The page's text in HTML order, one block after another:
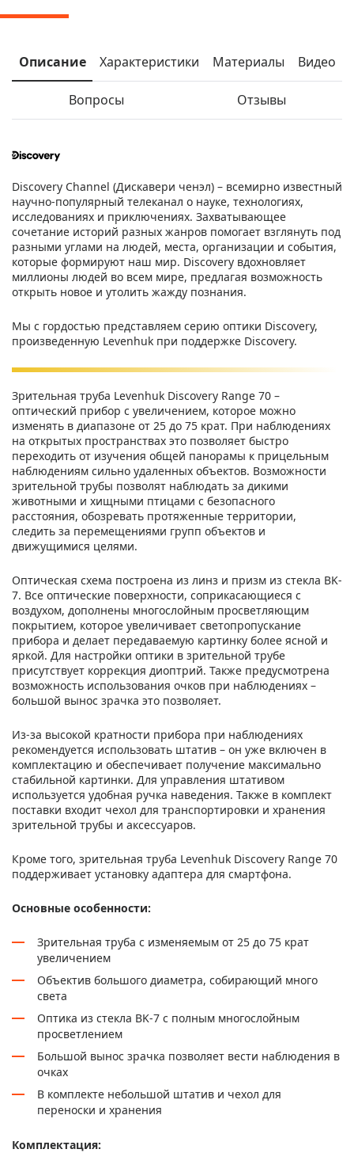
Описание Характеристики Материалы Видео
Вопросы Отзывы
Discovery Channel (Дискавери ченэл) – всемирно известный
научно-популярный телеканал о науке, технологиях,
исследованиях и приключениях. Захватывающее
сочетание историй разных жанров помогает взглянуть под
разными углами на людей, места, организации и события,
которые формируют наш мир. Discovery вдохновляет
миллионы людей во всем мире, предлагая возможность
открыть новое и утолить жажду познания.
Мы с гордостью представляем серию оптики Discovery,
произведенную Levenhuk при поддержке Discovery.
Зрительная труба Levenhuk Discovery Range 70 –
оптический прибор с увеличением, которое можно
изменять в диапазоне от 25 до 75 крат. При наблюдениях
на открытых пространствах это позволяет быстро
переходить от изучения общей панорамы к прицельным
наблюдениям сильно удаленных объектов. Возможности
зрительной трубы позволят наблюдать за дикими
животными и хищными птицами с безопасного
расстояния, обозревать протяженные территории,
следить за перемещениями групп объектов и
движущимися целями.
Оптическая схема построена из линз и призм из стекла BK-
7. Все оптические поверхности, соприкасающиеся с
воздухом, дополнены многослойным просветляющим
покрытием, которое увеличивает светопропускание
прибора и делает передаваемую картинку более ясной и
яркой. Для настройки оптики в зрительной трубе
присутствует коррекция диоптрий. Также предусмотрена
возможность использования очков при наблюдениях –
большой вынос зрачка это позволяет.
Из-за высокой кратности прибора при наблюдениях
рекомендуется использовать штатив – он уже включен в
комплектацию и обеспечивает получение максимально
стабильной картинки. Для управления штативом
используется удобная ручка наведения. Также в комплект
поставки входит чехол для транспортировки и хранения
зрительной трубы и аксессуаров.
Кроме того, зрительная труба Levenhuk Discovery Range 70
поддерживает установку адаптера для смартфона.
Основные особенности:
Зрительная труба с изменяемым от 25 до 75 крат
увеличением
Объектив большого диаметра, собирающий много
света
Оптика из стекла BK-7 с полным многослойным
просветлением
Большой вынос зрачка позволяет вести наблюдения в
очках
В комплекте небольшой штатив и чехол для
переноски и хранения
Комплектация: